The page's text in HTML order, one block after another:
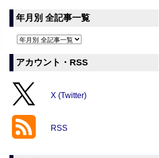
年月別 全記事一覧
アカウント・RSS
X (Twitter)
RSS